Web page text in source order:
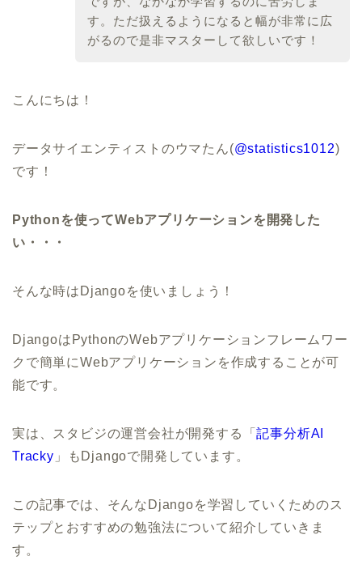
す。ただ扱えるようになると幅が非常に広
がるので是非マスターして欲しいです！
こんにちは！
データサイエンティストのウマたん(@statistics1012)
です！
Pythonを使ってWebアプリケーションを開発した
い・・・
そんな時はDjangoを使いましょう！
DjangoはPythonのWebアプリケーションフレームワー
クで簡単にWebアプリケーションを作成することが可
能です。
実は、スタビジの運営会社が開発する「記事分析AI
Tracky 」もDjangoで開発しています。
この記事では、そんなDjangoを学習していくためのス
テップとおすすめの勉強法について紹介していきま
す。